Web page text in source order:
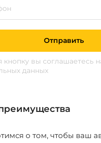
Отправить
вы соглашаетесь
данных
о том, чтобы ваш